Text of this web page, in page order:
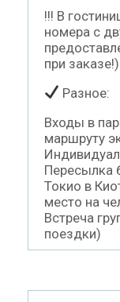
!!! В
номера с
при заказе!).
Разное:
Входы в
маршруту
Пересылка
Токио в
место на
Встреча
поездки)